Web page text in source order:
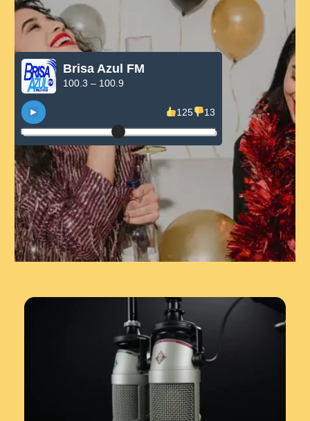
Brisa Azul FM
100.3 – 100.9
125 13